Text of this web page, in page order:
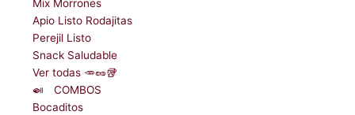
Mix Morrones
Apio Listo Rodajitas
Perejil Listo
Snack Saludable
Ver todas 🥕🥜🥡
🍛ﾠCOMBOS
Bocaditos